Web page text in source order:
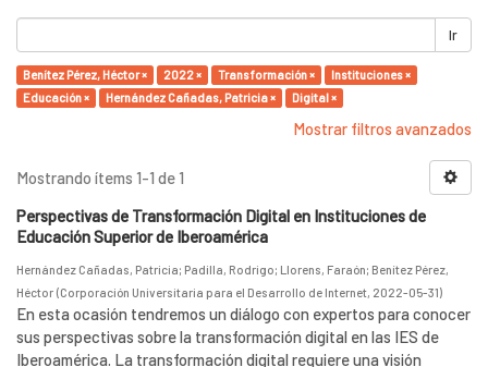
Ir
Benítez Pérez, Héctor × 2022 × Transformación ×
Instituciones ×
Educación ×
Hernández Cañadas, Patricia × Digital ×
Mostrar filtros avanzados
Mostrando ítems 1-1 de 1
Perspectivas de Transformación Digital en Instituciones de
Educación Superior de Iberoamérica
Hernández Cañadas, Patricia; Padilla, Rodrigo; Llorens, Faraón; Benítez Pérez,
Héctor (Corporación Universitaria para el Desarrollo de Internet, 2022-05-31)
En esta ocasión tendremos un diálogo con expertos para conocer
sus perspectivas sobre la transformación digital en las IES de
Iberoamérica. La transformación digital requiere una visión